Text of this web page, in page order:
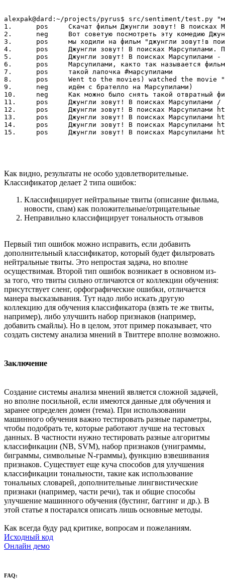
alexpak@dard:~/projects/pyrus$ src/sentiment/test.py
1.	pos	Скачат фильм Джунгли зовут! В поисках Марсупилами / Sur la piste du Marsupilami (2012) DVDRip http://t.co/to5EuTHL
2.	neg	Вот советую посмотреть эту комедию Джунгли зовут! В поисках Марсупилами (2012)!
3.	pos	мы ходили на фильм "джунгли зовут!в поисках марсупилами" мне понравилось
4.	pos	Джунгли зовут! В поисках Марсупилами. Приятного просмотра:)
5.	pos	Джунгли зовут! В поисках Марсупилами - Sur la piste du Marsupilami (2012) HDRip http://t.co/UB1hwnHh
6.	pos	Марсупилами, както так называется фильм. Норм такой, на один раз)
7.	pos	такой лапочка #марсупилами
8.	pos	Went to the movies) watched the movie "Джунгли зовут! В поисках Марсупилами." http://t.co/EBlIsWMs
9.	neg	идём с брателло на Марсупилами)
10.	neg	Как можно было снять такой отвратный фильм про Марсупилами?! Он такой няша
11.	pos	Джунгли зовут! В поисках Марсупилами / Sur la piste du Marsupilami (2012) http://t.co/OoH3chso
12.	pos	Джунгли зовут! В поисках Марсупилами http://t.co/rb1BWurX
13.	pos	Джунгли зовут! В поисках Марсупилами http://t.co/rHorvtvu
14.	pos	Джунгли зовут! В поисках Марсупилами http://t.co/xNBHadIN
Как видно, результаты не особо удовлетворительные.
Классификатор делает 2 типа ошибок:
Классифицирует нейтральные твиты (описание фильма,
новости, спам) как положительные/отрицательные
Неправильно классифицирует тональность отзывов
Первый тип ошибок можно исправить, если добавить
дополнительный классификатор, который будет фильтровать
нейтральные твиты. Это непростая задача, но вполне
осуществимая. Второй тип ошибок возникает в основном из-
за того, что твиты сильно отличаются от коллекции обучения:
присутствует сленг, орфографические ошибки, отличается
манера высказывания. Тут надо либо искать другую
коллекцию для обучения классификатора (взять те же твиты,
например), либо улучшить набор признаков (например,
добавить смайлы). Но в целом, этот пример показывает, что
создать систему анализа мнений в Твиттере вполне возможно.
Заключение
Создание системы анализа мнений является сложной задачей,
но вполне посильной, если имеются данные для обучения и
заранее определен домен (тема). При использовании
машинного обучения важно тестировать разные параметры,
чтобы подобрать те, которые работают лучше на тестовых
данных. В частности нужно тестировать разные алгоритмы
классификации (NB, SVM), набор признаков (униграммы,
биграммы, символьные N-граммы), функцию взвешивания
признаков. Существует еще куча способов для улучшения
классификации тональности, такие как использование
тональных словарей, дополнительные лингвистические
признаки (например, части речи), так и общие способы
улучшение машинного обучения (бустинг, баггинг и др.). В
этой статье я постарался описать лишь основные методы.
Как всегда буду рад критике, вопросам и пожеланиям.
Исходный код
Онлайн демо
FAQ: